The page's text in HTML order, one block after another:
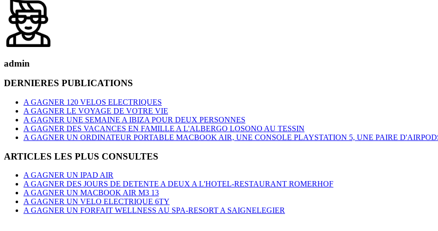
admin
DERNIERES PUBLICATIONS
A GAGNER 120 VELOS ELECTRIQUES
A GAGNER LE VOYAGE DE VOTRE VIE
A GAGNER UNE SEMAINE A IBIZA POUR DEUX PERSONNES
A GAGNER DES VACANCES EN FAMILLE A L'ALBERGO LOSONO AU TESSIN
A GAGNER UN ORDINATEUR PORTABLE MACBOOK AIR, UNE CONSOLE PLAYSTATION 5, UNE PAIRE
ARTICLES LES PLUS CONSULTES
A GAGNER UN IPAD AIR
A GAGNER DES JOURS DE DETENTE A DEUX A L'HOTEL-RESTAURANT ROMERHOF
A GAGNER UN MACBOOK AIR M3 13
A GAGNER UN VELO ELECTRIQUE 6TY
A GAGNER UN FORFAIT WELLNESS AU SPA-RESORT A SAIGNELEGIER